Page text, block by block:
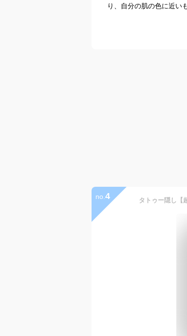
り、自分の肌の色に近い
no. 4